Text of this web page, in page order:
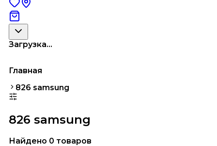
Загрузка...
Главная
826 samsung
826 samsung
Найдено 0 товаров